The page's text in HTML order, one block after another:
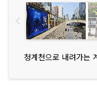
청계천으로 내려가는